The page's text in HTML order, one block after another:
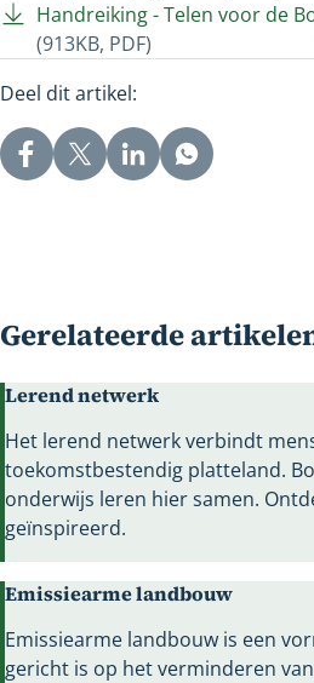
Handreiking - Telen voor de
(913KB, PDF)
Deel dit artikel:
Gerelateerde
Lerend netwerk
Het lerend netwerk verbindt
toekomstbestendig platteland.
onderwijs leren hier samen.
geïnspireerd.
Emissiearme landbouw
Emissiearme landbouw is een
gericht is op het verminderen